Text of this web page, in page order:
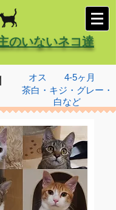
のいないネコ達
オス
4-5ヶ月
茶白・キジ・グレー・
白など